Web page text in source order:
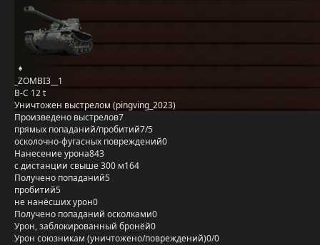
_ZOMBI3__1
B-C 12 t
Уничтожен выстрелом (pingving_2023)
Произведено выстрелов7
прямых попаданий/пробитий7/5
осколочно-фугасных повреждений0
Нанесение урона843
с дистанции свыше 300 м164
Получено попаданий5
пробитий5
не нанёсших урон0
Получено попаданий осколками0
Урон, заблокированный бронёй0
Урон союзникам (уничтожено/повреждений)0/0